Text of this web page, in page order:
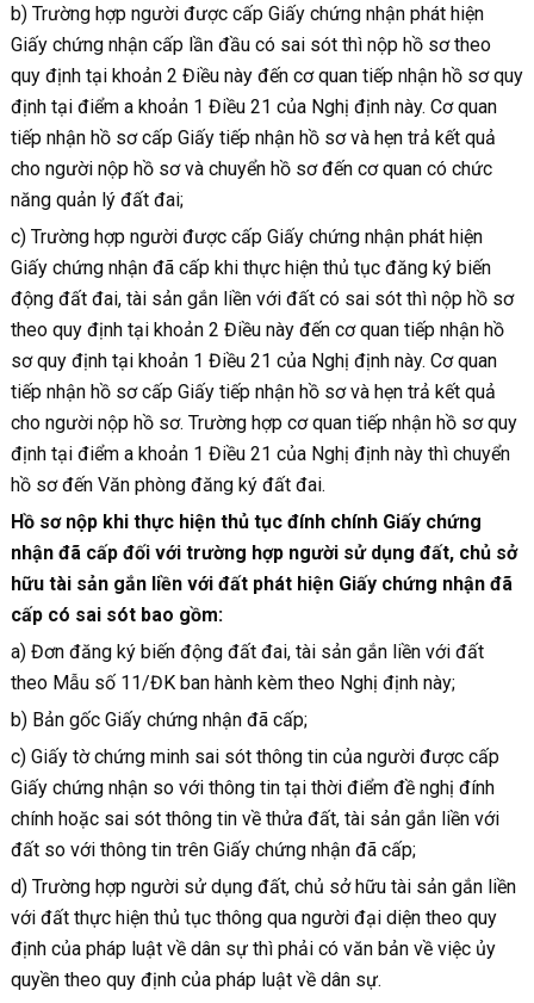
b) Trường hợp người được cấp Giấy chứng nhận phát hiện
Giấy chứng nhận cấp lần đầu có sai sót thì nộp hồ sơ theo
quy định tại khoản 2 Điều này đến cơ quan tiếp nhận hồ sơ quy
định tại điểm a khoản 1 Điều 21 của Nghị định này. Cơ quan
tiếp nhận hồ sơ cấp Giấy tiếp nhận hồ sơ và hẹn trả kết quả
cho người nộp hồ sơ và chuyển hồ sơ đến cơ quan có chức
năng quản lý đất đai;
c) Trường hợp người được cấp Giấy chứng nhận phát hiện
Giấy chứng nhận đã cấp khi thực hiện thủ tục đăng ký biến
động đất đai, tài sản gắn liền với đất có sai sót thì nộp hồ sơ
theo quy định tại khoản 2 Điều này đến cơ quan tiếp nhận hồ
sơ quy định tại khoản 1 Điều 21 của Nghị định này. Cơ quan
tiếp nhận hồ sơ cấp Giấy tiếp nhận hồ sơ và hẹn trả kết quả
cho người nộp hồ sơ. Trường hợp cơ quan tiếp nhận hồ sơ quy
định tại điểm a khoản 1 Điều 21 của Nghị định này thì chuyển
hồ sơ đến Văn phòng đăng ký đất đai.
Hồ sơ nộp khi thực hiện thủ tục đính chính Giấy chứng
nhận đã cấp đối với trường hợp người sử dụng đất, chủ sở
hữu tài sản gắn liền với đất phát hiện Giấy chứng nhận đã
cấp có sai sót bao gồm:
a) Đơn đăng ký biến động đất đai, tài sản gắn liền với đất
theo Mẫu số 11/ĐK ban hành kèm theo Nghị định này;
b) Bản gốc Giấy chứng nhận đã cấp;
c) Giấy tờ chứng minh sai sót thông tin của người được cấp
Giấy chứng nhận so với thông tin tại thời điểm đề nghị đính
chính hoặc sai sót thông tin về thửa đất, tài sản gắn liền với
đất so với thông tin trên Giấy chứng nhận đã cấp;
d) Trường hợp người sử dụng đất, chủ sở hữu tài sản gắn liền
với đất thực hiện thủ tục thông qua người đại diện theo quy
định của pháp luật về dân sự thì phải có văn bản về việc ủy
quyền theo quy định của pháp luật về dân sự.